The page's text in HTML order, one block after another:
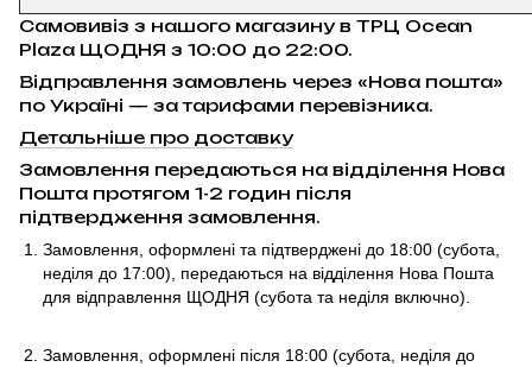
Самовивіз з нашого магазину в ТРЦ Ocean
Plaza ЩОДНЯ з 10:00 до 22:00.
Відправлення замовлень через «Нова пошта»
по Україні — за тарифами перевізника.
Детальніше про доставку
Замовлення передаються на відділення Нова
Пошта протягом 1-2 годин після
підтвердження замовлення.
Замовлення, оформлені та підтверджені до 18:00 (субота,
неділя до 17:00), передаються на відділення Нова Пошта
для відправлення ЩОДНЯ (субота та неділя включно).
Замовлення, оформлені після 18:00 (субота, неділя до